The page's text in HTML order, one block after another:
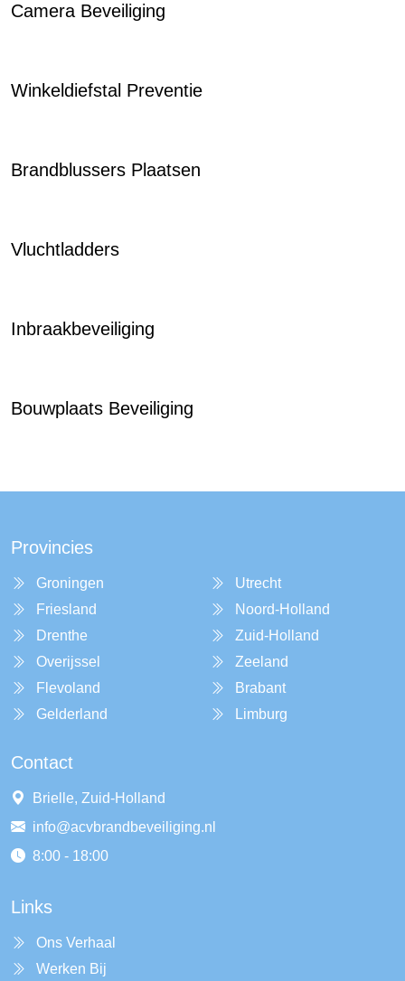
Camera Beveiliging
Winkeldiefstal Preventie
Brandblussers Plaatsen
Vluchtladders
Inbraakbeveiliging
Bouwplaats Beveiliging
Provincies
Groningen
Friesland
Drenthe
Overijssel
Flevoland
Gelderland
Utrecht
Noord-Holland
Zuid-Holland
Zeeland
Brabant
Limburg
Contact
Brielle, Zuid-Holland
info@acvbrandbeveiliging.nl
8:00 - 18:00
Links
Ons Verhaal
Werken Bij